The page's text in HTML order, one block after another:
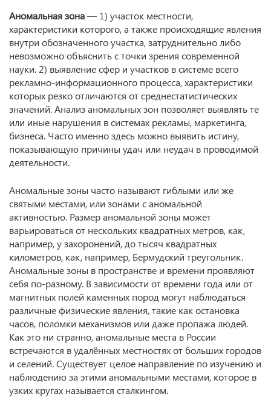
Аномальная зона— 1) участок местности,
характеристики которого, а также происходящие явления
внутри обозначенного участка, затруднительно либо
невозможно объяснить с точки зрения современной
науки. 2) выявление сфер и участков в системе всего
рекламно-информационного процесса, характеристики
которых резко отличаются от среднестатистических
значений. Анализ аномальных зон позволяет выявлять те
или иные нарушения в системах рекламы, маркетинга,
бизнеса. Часто именно здесь можно выявить истину,
показывающую причины удач или неудач в проводимой
деятельности.
Аномальные зоны часто называют гиблыми или же
святыми местами, или зонами с аномальной
активностью. Размер аномальной зоны может
варьироваться от нескольких квадратных метров, как,
например, у захоронений, до тысяч квадратных
километров, как, например, Бермудский треугольник.
Аномальные зоны в пространстве и времени проявляют
себя по-разному. В зависимости от времени года или от
магнитных полей каменных пород могут наблюдаться
различные физические явления, такие как остановка
часов, поломки механизмов или даже пропажа людей.
Как это ни странно, аномальные места в России
встречаются в удалённых местностях от больших городов
и селений. Существует целое направление по изучению и
наблюдению за этими аномальными местами, которое в
узких кругах называется сталкингом.